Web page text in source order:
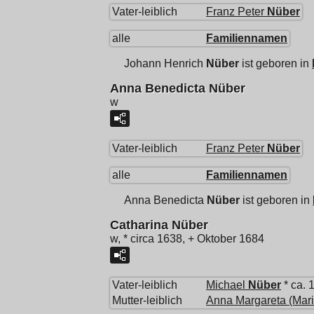
Vater-leiblich Franz Peter Nüber
alle Familiennamen
Johann Henrich Nüber ist geboren in
Anna Benedicta Nüber
w
Vater-leiblich Franz Peter Nüber
alle Familiennamen
Anna Benedicta Nüber ist geboren in
Catharina Nüber
w, * circa 1638, + Oktober 1684
Vater-leiblich Michael Nüber * ca.
Mutter-leiblich
Anna Margareta